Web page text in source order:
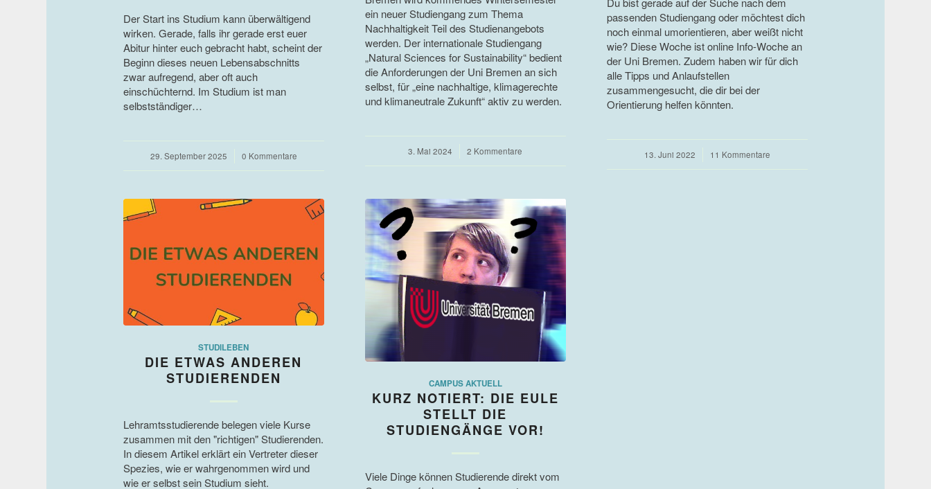
Der Start ins Studium kann überwältigend
wirken. Gerade, falls ihr gerade erst euer
Abitur hinter euch gebracht habt, scheint der
Beginn dieses neuen Lebensabschnitts
zwar aufregend, aber oft auch
einschüchternd. Im Studium ist man
selbstständiger…
29. September 2025
/ 0 Kommentare
ein neuer Studiengang zum Thema
Nachhaltigkeit Teil des Studienangebots
werden. Der internationale Studiengang
„Natural Sciences for Sustainability“ bedient
die Anforderungen der Uni Bremen an sich
selbst, für „eine nachhaltige, klimagerechte
und klimaneutrale Zukunft“ aktiv zu werden.
3. Mai 2024 2 Kommentare
passenden Studiengang oder möchtest dich
noch einmal umorientieren, aber weißt nicht
wie? Diese Woche ist online Info-Woche an
der Uni Bremen. Zudem haben wir für dich
alle Tipps und Anlaufstellen
zusammengesucht, die dir bei der
Orientierung helfen könnten.
13. Juni 2022
/ 11 Kommentare
STUDILEBEN
DIE ETWAS ANDEREN
STUDIERENDEN
Lehramtsstudierende belegen viele Kurse
zusammen mit den "richtigen" Studierenden.
In diesem Artikel erklärt ein Vertreter dieser
Spezies, wie er wahrgenommen wird und
wie er selbst sein Studium sieht.
CAMPUS AKTUELL
KURZ NOTIERT: DIE EULE
STELLT DIE
STUDIENGÄNGE VOR!
Viele Dinge können Studierende direkt vom